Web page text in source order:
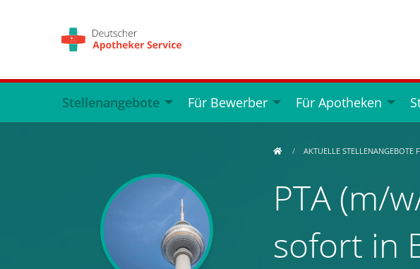
Stellenangebote Für Bewerber Für Apotheken
AKTUELLE STELLENANGEBOTE
PTA (m/
sofort in